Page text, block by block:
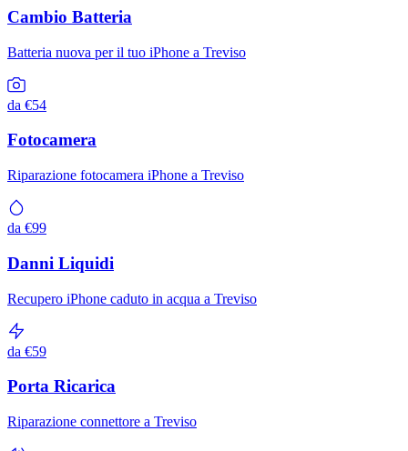
Cambio Batteria
Batteria nuova per il tuo iPhone a Treviso
da €54
Fotocamera
Riparazione fotocamera iPhone a Treviso
da €99
Danni Liquidi
Recupero iPhone caduto in acqua a Treviso
da €59
Porta Ricarica
Riparazione connettore a Treviso